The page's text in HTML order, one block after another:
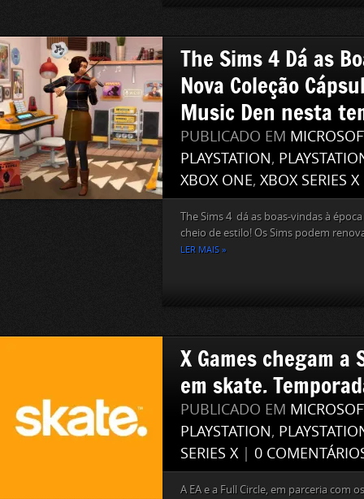
The Sims 4 Dá as
Nova Coleção
Music Den nesta
PUBLICADO EM
PLAYSTATION,
XBOX ONE, XBOX SERIES X
The Sims 4 dá as boas-vindas à
cheio de estilo! Os Sims podem
LER MAIS »
X Games chegam a
em skate.
PUBLICADO EM
PLAYSTATION,
SERIES X
0
A EA e a Full Circle, em parceria com